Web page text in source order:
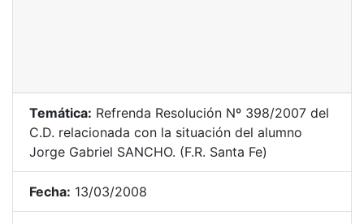
Temática: Refrenda Resolución Nº 398/2007 del
C.D. relacionada con la situación del alumno
Jorge Gabriel SANCHO. (F.R. Santa Fe)
Fecha: 13/03/2008